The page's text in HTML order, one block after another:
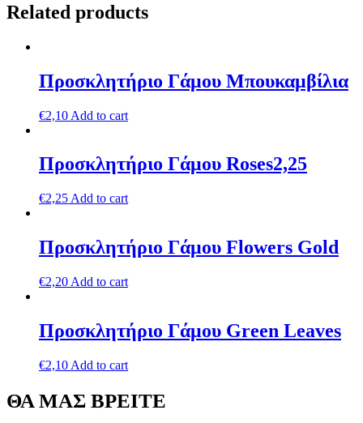
Related products
Προσκλητήριο Γάμου Μπουκαμβίλια
€2,10 Add to cart
Προσκλητήριο Γάμου Roses2,25
€2,25 Add to cart
Προσκλητήριο Γάμου Flowers Gold
€2,20 Add to cart
Προσκλητήριο Γάμου Green Leaves
€2,10 Add to cart
ΘΑ ΜΑΣ ΒΡΕΙΤΕ